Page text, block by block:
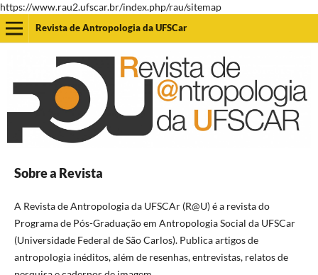
https://www.rau2.ufscar.br/index.php/rau/sitemap
Revista de Antropologia da UFSCar
Sobre a Revista
A Revista de Antropologia da UFSCAr (R@U) é a revista do
Programa de Pós-Graduação em Antropologia Social da UFSCar
(Universidade Federal de São Carlos). Publica artigos de
antropologia inéditos, além de resenhas, entrevistas, relatos de